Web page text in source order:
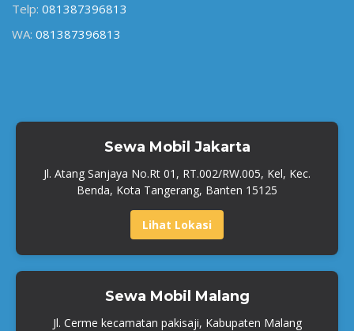
Telp: 081387396813
WA: 081387396813
Sewa Mobil Jakarta
Jl. Atang Sanjaya No.Rt 01, RT.002/RW.005, Kel, Kec.
Benda, Kota Tangerang, Banten 15125
Lihat Lokasi
Sewa Mobil Malang
Jl. Cerme kecamatan pakisaji, Kabupaten Malang